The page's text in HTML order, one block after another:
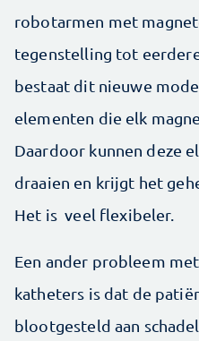
robotarmen met
tegenstelling tot
bestaat dit nieuwe
elementen die elk
Daardoor kunnen deze
draaien en krijgt het
Het is veel flexibeler.
Een ander probleem
katheters is dat de
blootgesteld aan